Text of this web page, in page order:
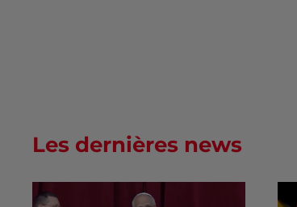
Les dernières news